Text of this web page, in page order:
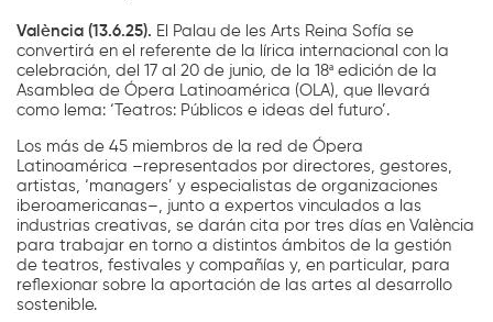
València (13.6.25). El Palau de les Arts Reina Sofía se
convertirá en el referente de la lírica internacional con la
celebración, del 17 al 20 de junio, de la 18ª edición de la
Asamblea de Ópera Latinoamérica (OLA), que llevará
como lema: ‘Teatros: Públicos e ideas del futuro’.
Los más de 45 miembros de la red de Ópera
Latinoamérica –representados por directores, gestores,
artistas, ‘managers’ y especialistas de organizaciones
iberoamericanas–, junto a expertos vinculados a las
industrias creativas, se darán cita por tres días en València
para trabajar en torno a distintos ámbitos de la gestión
de teatros, festivales y compañías y, en particular, para
reflexionar sobre la aportación de las artes al desarrollo
sostenible.